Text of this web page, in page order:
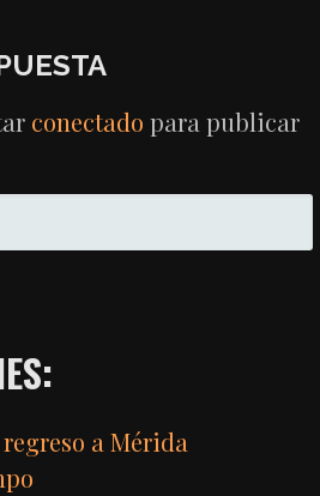
conectado para publicar
a Mérida